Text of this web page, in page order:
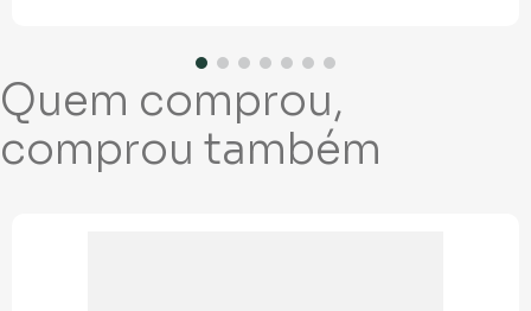
Quem comprou,
comprou também